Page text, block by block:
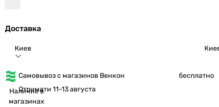
Доставка
Киев
Самовывоз с магазинов Венкон
бесплатно
Наличие в
магазинах
Отримати 11-13 августа